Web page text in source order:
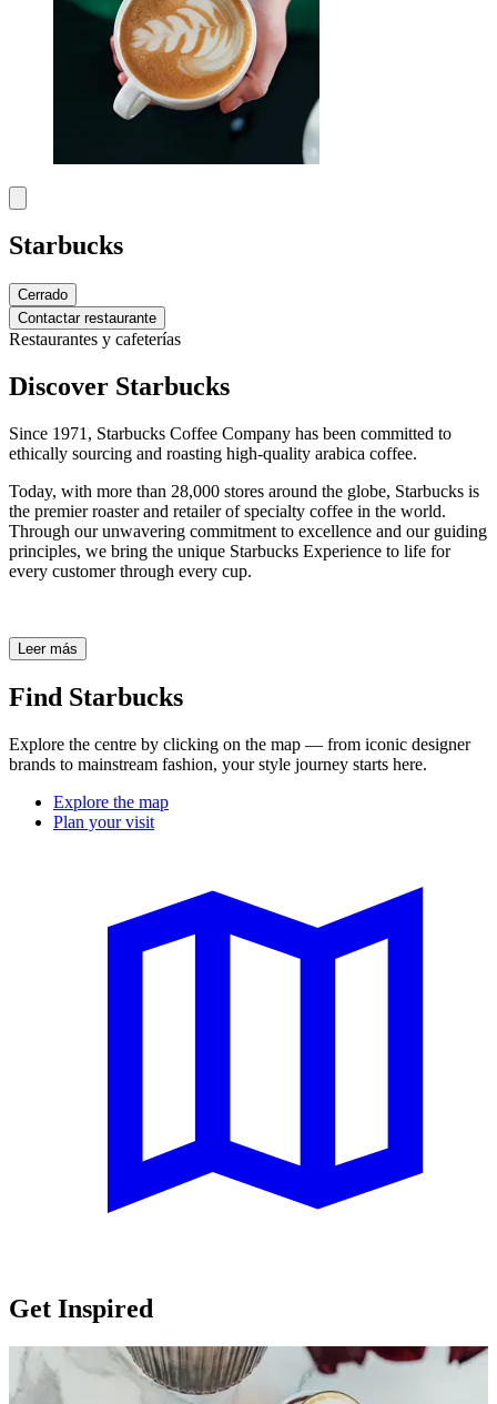
Starbucks
Cerrado
Contactar restaurante
Restaurantes y cafeterías
Discover Starbucks
Since 1971, Starbucks Coffee Company has been committed to
ethically sourcing and roasting high-quality arabica coffee.
Today, with more than 28,000 stores around the globe, Starbucks is
the premier roaster and retailer of specialty coffee in the world.
Through our unwavering commitment to excellence and our guiding
principles, we bring the unique Starbucks Experience to life for
every customer through every cup.
Leer más
Find Starbucks
Explore the centre by clicking on the map — from iconic designer
brands to mainstream fashion, your style journey starts here.
Explore the map
Plan your visit
Get Inspired